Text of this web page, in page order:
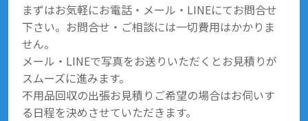
まずはお気軽にお電話・メール・LINEにてお問合せ
下さい。お問合せ・ご相談には一切費用はかかりま
せん。
メール・LINEで写真をお送りいただくとお見積りが
スムーズに進みます。
不用品回収の出張お見積りご希望の場合はお伺いす
る日程を決めさせていただきます。